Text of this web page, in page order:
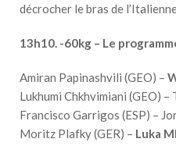
décrocher le bras de
13h10. -60kg – Le
Amiran Papinashvili (GEO) –
Lukhumi Chkhvimiani (GEO)
Francisco Garrigos (ESP) –
Moritz Plafky (GER) – Luka